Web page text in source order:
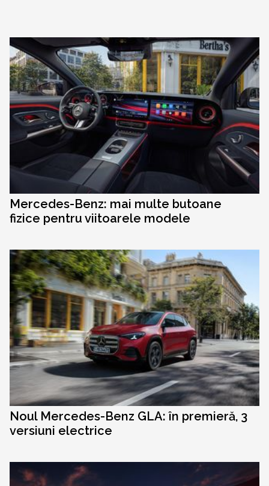
Mercedes-Benz: mai multe butoane
fizice pentru viitoarele modele
Noul Mercedes-Benz GLA: în premieră, 3
versiuni electrice